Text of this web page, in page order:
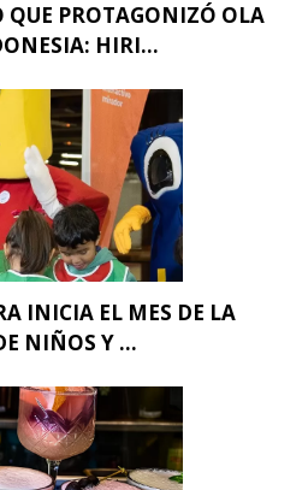
PROTAGONIZÓ OLA
HIRI...
INICIA EL MES DE LA
NIÑOS Y ...